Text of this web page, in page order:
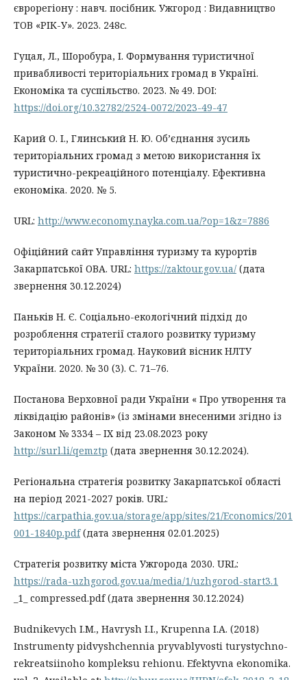
єврорегіону : навч. посібник. Ужгород : Видавництво
ТОВ «РІК-У». 2023. 248с.
Гуцал, Л., Шоробура, І. Формування туристичної
привабливості територіальних громад в Україні.
Економіка та суспільство. 2023. № 49. DOI:
https://doi.org/10.32782/2524-0072/2023-49-47
Карий О. І., Глинський Н. Ю. Об’єднання зусиль
територіальних громад з метою використання їх
туристично-рекреаційного потенціалу. Ефективна
економіка. 2020. № 5.
URL: http://www.economy.nayka.com.ua/?op=1&z=7886
Офіційний сайт Управління туризму та курортів
Закарпатської ОВА. URL: https://zaktour.gov.ua/ (дата
звернення 30.12.2024)
Паньків Н. Є. Соціально-екологічний підхід до
розроблення стратегії сталого розвитку туризму
територіальних громад. Науковий вісник НЛТУ
України. 2020. № 30 (3). С. 71–76.
Постанова Верховної ради України « Про утворення та
ліквідацію районів» (із змінами внесеними згідно із
Законом № 3334 – IX від 23.08.2023 року
http://surl.li/qemztp (дата звернення 30.12.2024).
Регіональна стратегія розвитку Закарпатської області
на період 2021-2027 років. URL:
https://carpathia.gov.ua/storage/app/sites/21/Economics/201
001-1840p.pdf(дата звернення 02.01.2025)
Стратегія розвитку міста Ужгорода 2030. URL:
https://rada-uzhgorod.gov.ua/media/1/uzhgorod-start3.1
_1_ compressed.pdf (дата звернення 30.12.2024)
Budnikevych I.M., Havrysh I.I., Krupenna I.A. (2018)
Instrumenty pidvyshchennia pryvablyvosti turystychno-
rekreatsiinoho kompleksu rehionu. Efektyvna ekonomika.